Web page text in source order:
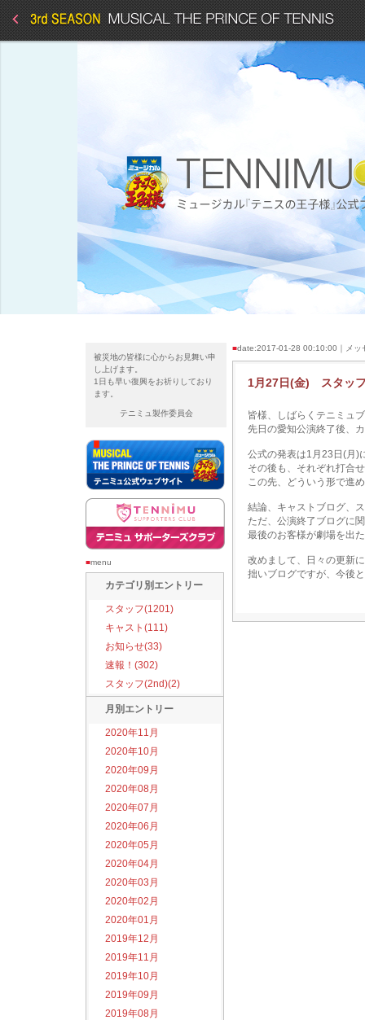
被災地の皆様に心からお見舞い申
し上げます。
1日も早い復興をお祈りしており
ます。
テニミュ製作委員会
■menu
カテゴリ別エントリー
スタッフ(1201)
キャスト(111)
お知らせ(33)
速報！(302)
スタッフ(2nd)(2)
月別エントリー
2020年11月
2020年10月
2020年09月
2020年08月
2020年07月
2020年06月
2020年05月
2020年04月
2020年03月
2020年02月
2020年01月
2019年12月
2019年11月
2019年10月
2019年09月
2019年08月
■date:2017-01-28 00:10:00｜メッ
1月27日(金) スタッ
皆様、しばらくテニミュ
先日の愛知公演終了後、
公式の発表は1月23日(月)
その後も、それぞれ打合
この先、どういう形で進
結論、キャストブログ、
ただ、公演終了ブログに
最後のお客様が劇場を出
改めまして、日々の更新
拙いブログですが、今後